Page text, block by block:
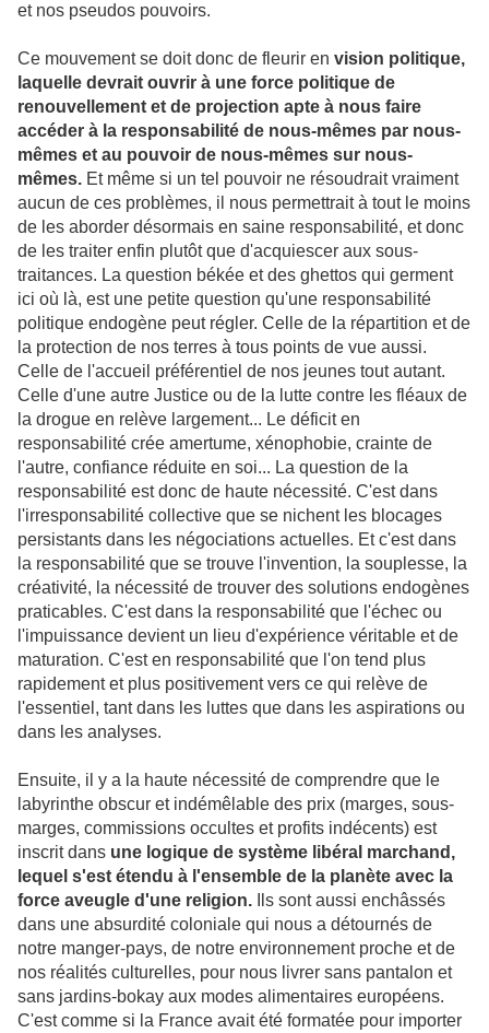
et nos pseudos pouvoirs.
Ce mouvement se doit donc de fleurir en vision politique,
laquelle devrait ouvrir à une force politique de
renouvellement et de projection apte à nous faire
accéder à la responsabilité de nous-mêmes par nous-
mêmes et au pouvoir de nous-mêmes sur nous-
mêmes. Et même si un tel pouvoir ne résoudrait vraiment
aucun de ces problèmes, il nous permettrait à tout le moins
de les aborder désormais en saine responsabilité, et donc
de les traiter enfin plutôt que d'acquiescer aux sous-
traitances. La question békée et des ghettos qui germent
ici où là, est une petite question qu'une responsabilité
politique endogène peut régler. Celle de la répartition et de
la protection de nos terres à tous points de vue aussi.
Celle de l'accueil préférentiel de nos jeunes tout autant.
Celle d'une autre Justice ou de la lutte contre les fléaux de
la drogue en relève largement... Le déficit en
responsabilité crée amertume, xénophobie, crainte de
l'autre, confiance réduite en soi... La question de la
responsabilité est donc de haute nécessité. C'est dans
l'irresponsabilité collective que se nichent les blocages
persistants dans les négociations actuelles. Et c'est dans
la responsabilité que se trouve l'invention, la souplesse, la
créativité, la nécessité de trouver des solutions endogènes
praticables. C'est dans la responsabilité que l'échec ou
l'impuissance devient un lieu d'expérience véritable et de
maturation. C'est en responsabilité que l'on tend plus
rapidement et plus positivement vers ce qui relève de
l'essentiel, tant dans les luttes que dans les aspirations ou
dans les analyses.
Ensuite, il y a la haute nécessité de comprendre que le
labyrinthe obscur et indémêlable des prix (marges, sous-
marges, commissions occultes et profits indécents) est
inscrit dans une logique de système libéral marchand,
lequel s'est étendu à l'ensemble de la planète avec la
force aveugle d'une religion. Ils sont aussi enchâssés
dans une absurdité coloniale qui nous a détournés de
notre manger-pays, de notre environnement proche et de
nos réalités culturelles, pour nous livrer sans pantalon et
sans jardins-bokay aux modes alimentaires européens.
C'est comme si la France avait été formatée pour importer